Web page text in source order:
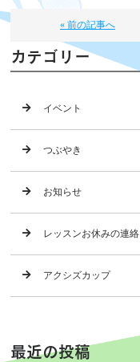
« 前の記事へ
カテゴリー
イベント
つぶやき
お知らせ
レッスンお休みの連絡
アクシズカップ
最近の投稿